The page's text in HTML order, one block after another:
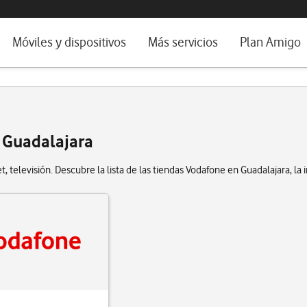
e idioma
Móviles y dispositivos
Ver todos
Más servicios Plan Amigo
televisión. Descubre la lista de las tiendas Vodafone en Guadalajara,